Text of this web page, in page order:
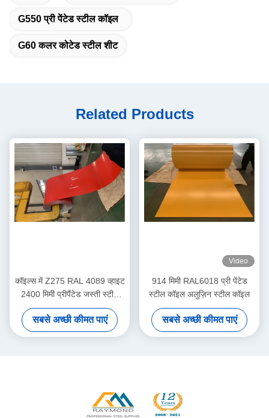
G550 प्री पेंटेड स्टील कॉइल
G60 कलर कोटेड स्टील शीट
Related Products
कॉइल्स में Z275 RAL 4089 व्हाइट
2400 मिमी प्रीपैंटेड जस्ती स्टील
शीट
सबसे अच्छी कीमत पाएं
Video
914 मिमी RAL6018 प्री पेंटेड
स्टील कॉइल अलुज़िन स्टील कॉइल
सबसे अच्छी कीमत पाएं